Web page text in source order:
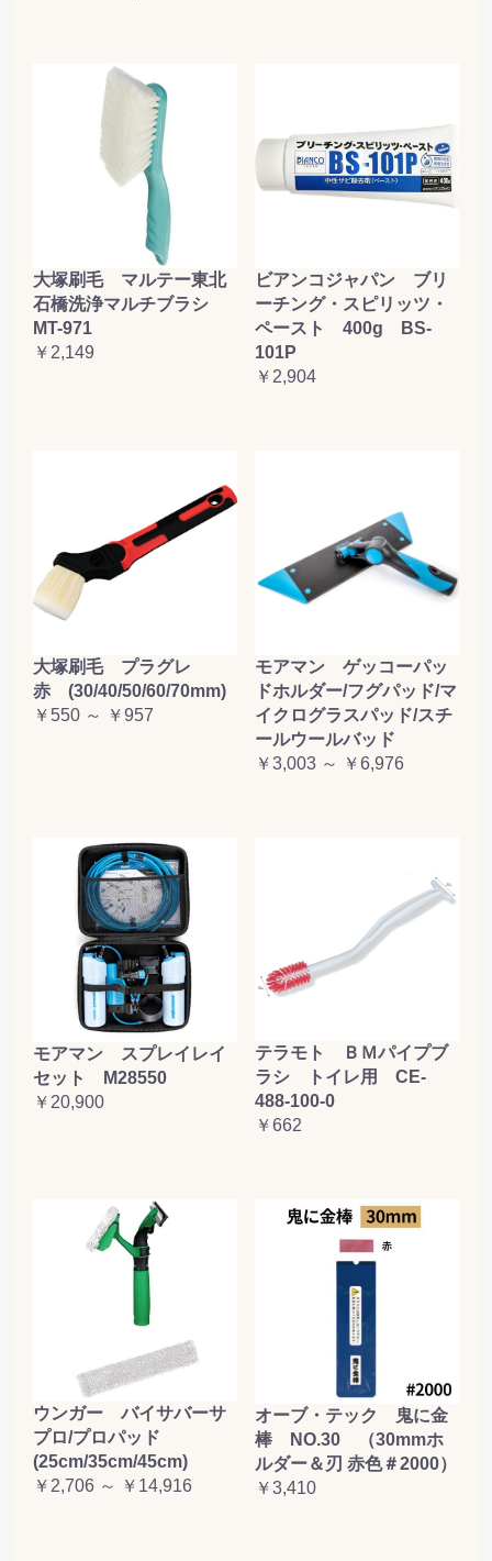
大塚刷毛 マルテー東北
石橋洗浄マルチブラシ
MT-971
￥2,149
ビアンコジャパン ブリ
ーチング・スピリッツ・
ペースト 400g BS-
101P
￥2,904
大塚刷毛 プラグレ
赤 (30/40/50/60/70mm)
￥550 ～ ￥957
モアマン ゲッコーパッ
ドホルダー/フグパッド/マ
イクログラスパッド/スチ
ールウールバッド
￥3,003 ～ ￥6,976
モアマン スプレイレイ
セット M28550
￥20,900
テラモト ＢＭパイプブ
ラシ トイレ用 CE-
488-100-0
￥662
ウンガー バイサバーサ
プロ/プロパッド
(25cm/35cm/45cm)
￥2,706 ～ ￥14,916
オーブ・テック 鬼に金
棒 NO.30 （30mmホ
ルダー＆刃 赤色＃2000）
￥3,410